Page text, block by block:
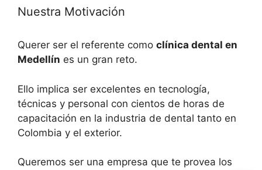
Nuestra Motivación
Querer ser el referente como clínica dental en
Medellín es un gran reto.
Ello implica ser excelentes en tecnología,
técnicas y personal con cientos de horas de
capacitación en la industria de dental tanto en
Colombia y el exterior.
Queremos ser una empresa que te provea los